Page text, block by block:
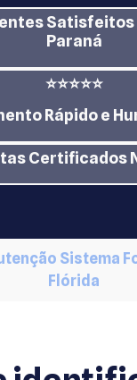
Satisfeitos
Paraná
⭐⭐⭐⭐⭐
Rápido e
Certificados
Sistema
Flórida